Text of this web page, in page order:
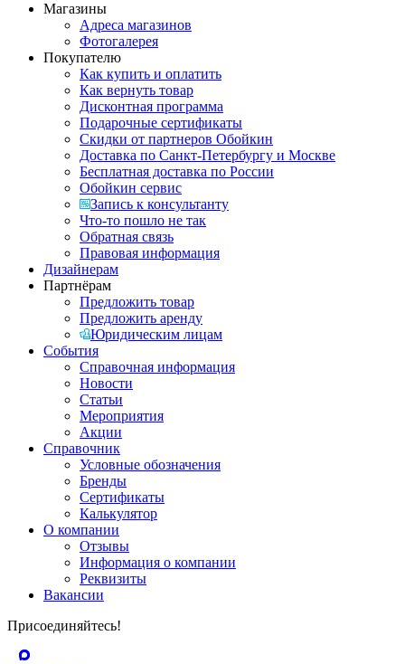
Магазины
Адреса магазинов
Фотогалерея
Покупателю
Как купить и оплатить
Как вернуть товар
Дисконтная программа
Подарочные сертификаты
Скидки от партнеров Обойкин
Доставка по Санкт-Петербургу и Москве
Бесплатная доставка по России
Обойкин сервис
Запись к консультанту
Что-то пошло не так
Обратная связь
Правовая информация
Дизайнерам
Партнёрам
Предложить товар
Предложить аренду
Юридическим лицам
События
Справочная информация
Новости
Статьи
Мероприятия
Акции
Справочник
Условные обозначения
Бренды
Сертификаты
Калькулятор
О компании
Отзывы
Информация о компании
Реквизиты
Вакансии
Присоединяйтесь!